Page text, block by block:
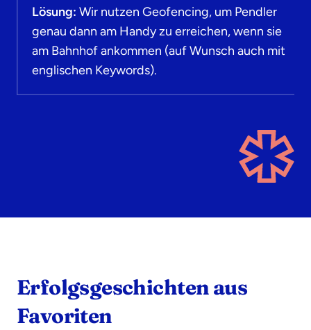
Lösung: Wir nutzen Geofencing, um Pendler
genau dann am Handy zu erreichen, wenn sie
am Bahnhof ankommen (auf Wunsch auch mit
englischen Keywords).
Erfolgsgeschichten aus
Favoriten